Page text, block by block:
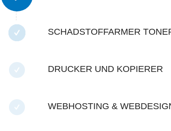
SCHADSTOFFARMER
DRUCKER UND KOPIERER
WEBHOSTING &